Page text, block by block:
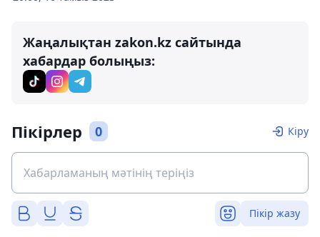
Жаңалықтан zakon.kz сайтында
хабардар болыңыз:
Пікірлер 0 Кіру
Пікір жазу